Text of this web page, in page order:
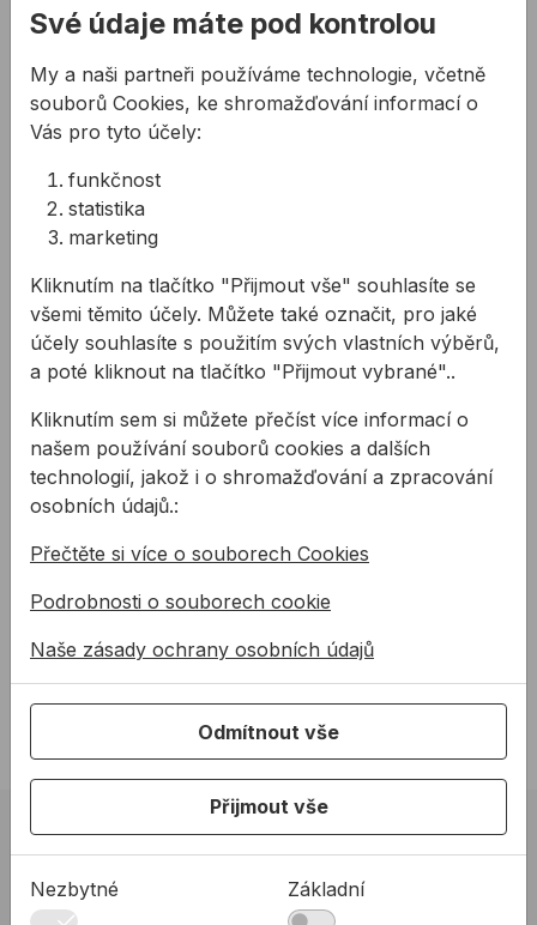
BOSCH sponky T53 se používají na sponkování
drátěného pletiva, atd.
Použití:
Arrow, Black and Decker, Esco, KWB. Maestri,
Mekano, Neckermann / Bullcraft, Novus,
Outifrance, Piranha, Rocagraf, Stanley, Skil,
Wolcraft
Související články
Lepení parozábran
Potřebujete zajistit
vzuchotěsnost prostupů,
spojů a stavebních
nízkoenergetický dům?
Máme pro vás řešení.
02 623 10 920
allmediasro (po-ne 7-22 h)
Své údaje máte pod kontrolou
My a naši partneři používáme technologie, včetně
souborů Cookies, ke shromažďování informací o
Vás pro tyto účely:
funkčnost
statistika
marketing
Kliknutím na tlačítko "Přijmout vše" souhlasíte se
všemi těmito účely. Můžete také označit, pro jaké
účely souhlasíte s použitím svých vlastních výběrů,
a poté kliknout na tlačítko "Přijmout vybrané"..
Kliknutím sem si můžete přečíst více informací o
našem používání souborů cookies a dalších
technologií, jakož i o shromažďování a zpracování
osobních údajů.:
Přečtěte si více o souborech Cookies
Podrobnosti o souborech cookie
Naše zásady ochrany osobních údajů
Odmítnout vše
Přijmout vše
Nezbytné Základní